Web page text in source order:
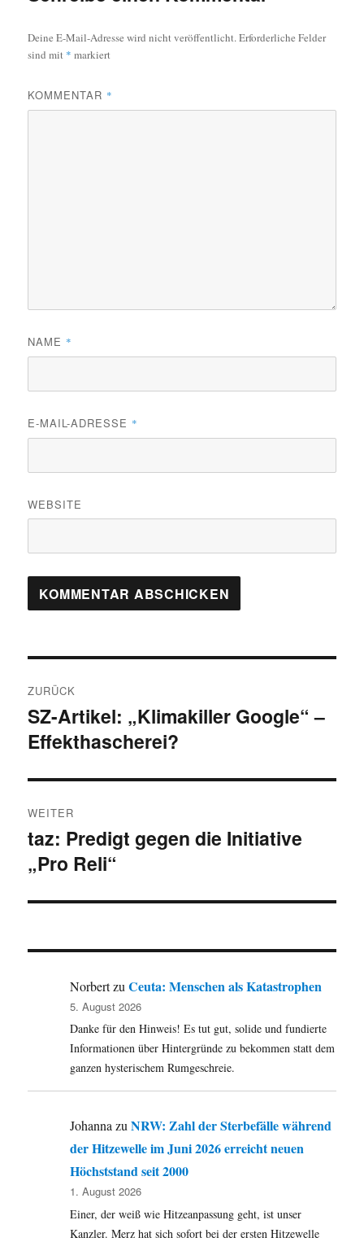
Deine E-Mail-Adresse wird nicht veröffentlicht.Erforderliche Felder
sind mit * markiert
KOMMENTAR *
NAME *
E-MAIL-ADRESSE *
WEBSITE
ZURÜCK
Vorheriger
Beitrag:
SZ-Artikel: „Klimakiller Google“ –
Effekthascherei?
WEITER
Nächster
Beitrag:
taz: Predigt gegen die Initiative
„Pro Reli“
NorbertzuCeuta: Menschen als Katastrophen
5. August 2026
Danke für den Hinweis! Es tut gut, solide und fundierte
Informationen über Hintergründe zu bekommen statt dem
ganzen hysterischem Rumgeschreie.
JohannazuNRW: Zahl der Sterbefälle während
der Hitzewelle im Juni 2026 erreicht neuen
Höchststand seit 2000
1. August 2026
Einer, der weiß wie Hitzeanpassung geht, ist unser
Kanzler. Merz hat sich sofort bei der ersten Hitzewelle